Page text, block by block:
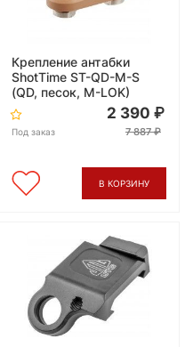
Крепление антабки
ShotTime ST-QD-M-S
(QD, песок, M-LOK)
Под заказ
2 390
7 887
В КОРЗИНУ